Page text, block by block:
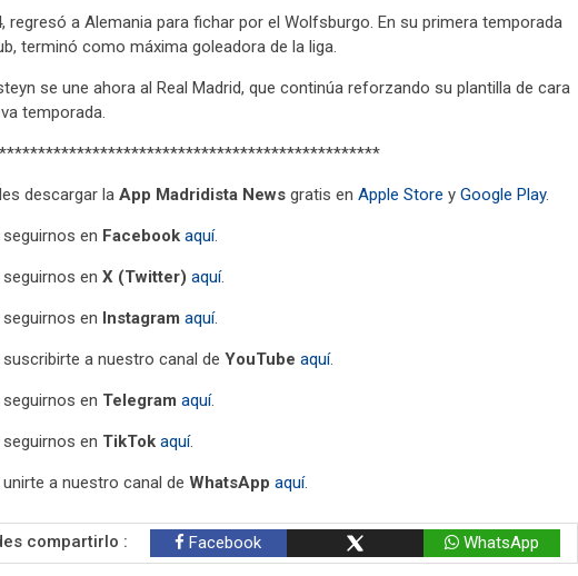
regresó a Alemania para fichar por el Wolfsburgo. En su primera temporada
terminó como máxima goleadora de la liga.
se une ahora al Real Madrid, que continúa reforzando su plantilla de cara
temporada.
descargar la App Madridista News gratis en Apple Store y Google Play.
en Facebook aquí.
en X (Twitter) aquí.
en Instagram aquí.
suscribirte a nuestro canal de YouTube aquí.
en Telegram aquí.
en TikTok aquí.
a nuestro canal de WhatsApp aquí.
compartirlo : Facebook WhatsApp